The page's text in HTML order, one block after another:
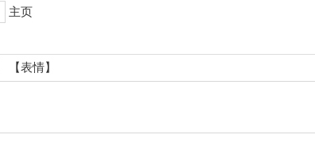
主页
【表情】